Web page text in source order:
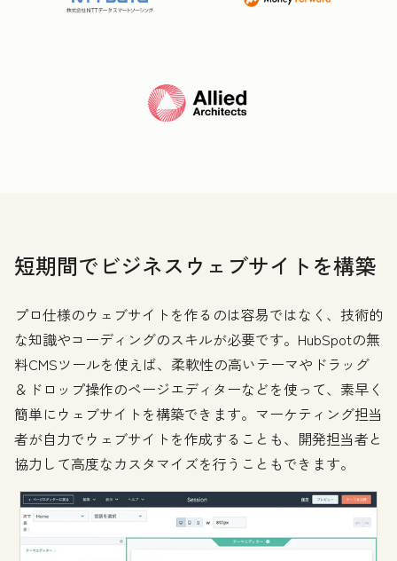
短期間でビジネスウェブサイトを構築
プロ仕様のウェブサイトを作るのは容易ではなく、技術的
な知識やコーディングのスキルが必要です。HubSpotの無
料CMSツールを使えば、柔軟性の高いテーマやドラッグ
＆ドロップ操作のページエディターなどを使って、素早く
簡単にウェブサイトを構築できます。マーケティング担当
者が自力でウェブサイトを作成することも、開発担当者と
協力して高度なカスタマイズを行うこともできます。